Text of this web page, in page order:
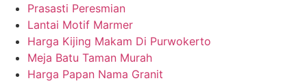
Prasasti Peresmian
Lantai Motif Marmer
Harga Kijing Makam Di Purwokerto
Meja Batu Taman Murah
Harga Papan Nama Granit